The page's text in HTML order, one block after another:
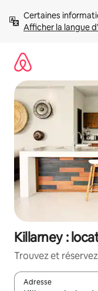
directement
Afficher la langue
Killarney :
Trouvez et
Adresse